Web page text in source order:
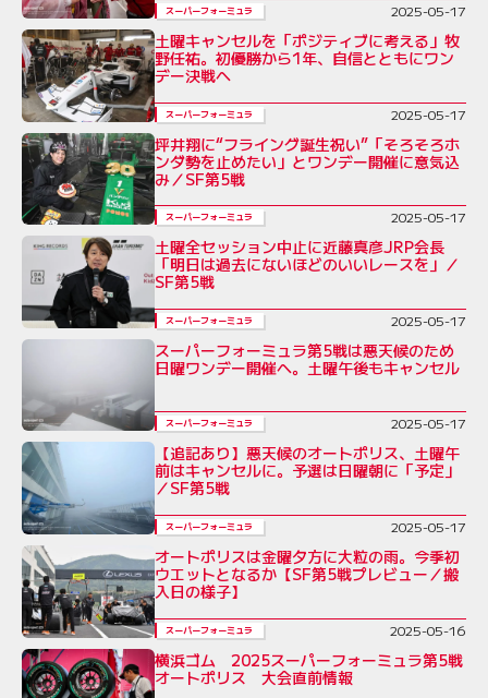
スーパーフォーミュラ 2025-05-17
土曜キャンセルを「ポジティブに考える」牧
野任祐。初優勝から1年、自信とともにワン
デー決戦へ
スーパーフォーミュラ 2025-05-17
坪井翔に“フライング誕生祝い”「そろそろホ
ンダ勢を止めたい」とワンデー開催に意気込
み／SF第5戦
スーパーフォーミュラ 2025-05-17
土曜全セッション中止に近藤真彦JRP会長
「明日は過去にないほどのいいレースを」／
SF第5戦
スーパーフォーミュラ 2025-05-17
スーパーフォーミュラ第5戦は悪天候のため
日曜ワンデー開催へ。土曜午後もキャンセル
スーパーフォーミュラ 2025-05-17
【追記あり】悪天候のオートポリス、土曜午
前はキャンセルに。予選は日曜朝に「予定」
／SF第5戦
スーパーフォーミュラ 2025-05-17
オートポリスは金曜夕方に大粒の雨。今季初
ウエットとなるか【SF第5戦プレビュー／搬
入日の様子】
スーパーフォーミュラ 2025-05-16
横浜ゴム 2025スーパーフォーミュラ第5戦
オートポリス 大会直前情報